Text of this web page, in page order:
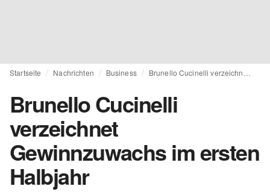
Startseite Nachrichten Business
Brunello Cucinelli
verzeichnet
Gewinnzuwachs im ersten
Halbjahr